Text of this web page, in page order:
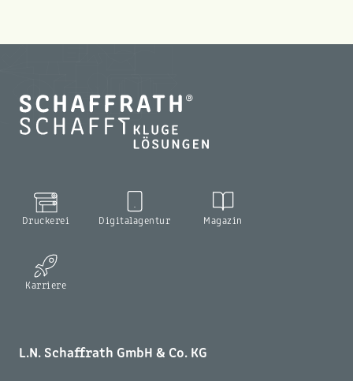
Druckerei Digitalagentur Magazin
Karriere
L.N. Schaffrath GmbH & Co. KG